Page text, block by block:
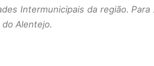
Intermunicipais da região.
Alentejo.